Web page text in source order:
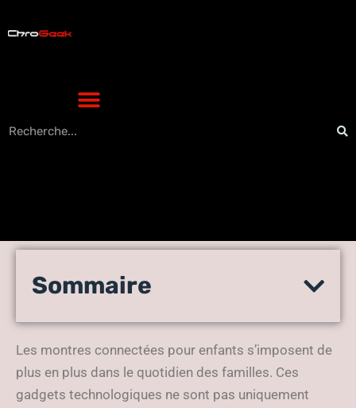
Montre connectée enfant :
incontournables à comparer
Sommaire
Les montres connectées pour enfants s’imposent de
plus en plus dans le quotidien des familles. Ces
gadgets technologiques ne sont pas uniquement